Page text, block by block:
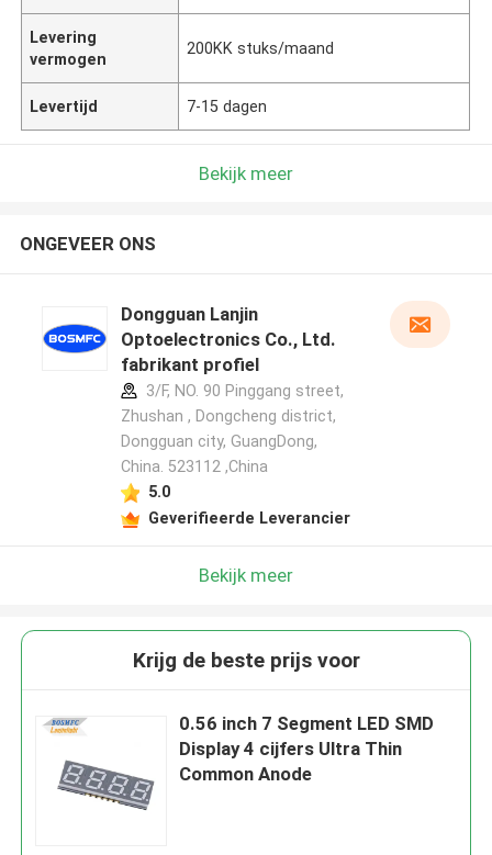
Levering
vermogen
200KK stuks/maand
Levertijd 7-15 dagen
Bekijk meer
ONGEVEER ONS
Dongguan Lanjin
Optoelectronics Co., Ltd.
fabrikant profiel
3/F, NO. 90 Pinggang street,
Zhushan , Dongcheng district,
Dongguan city, GuangDong,
China. 523112 ,China
5.0
Geverifieerde Leverancier
Bekijk meer
Krijg de beste prijs voor
0.56 inch 7 Segment LED SMD
Display 4 cijfers Ultra Thin
Common Anode